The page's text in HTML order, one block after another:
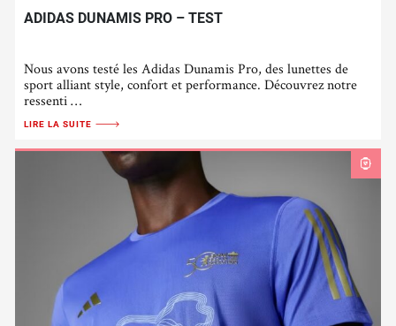
ADIDAS DUNAMIS PRO – TEST
Nous avons testé les Adidas Dunamis Pro, des lunettes de
sport alliant style, confort et performance. Découvrez notre
ressenti …
LIRE LA SUITE